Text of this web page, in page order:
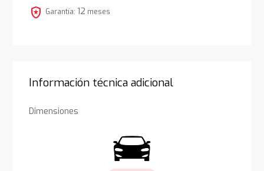
local_police Garantía: 12 meses
Información técnica adicional
Dimensiones